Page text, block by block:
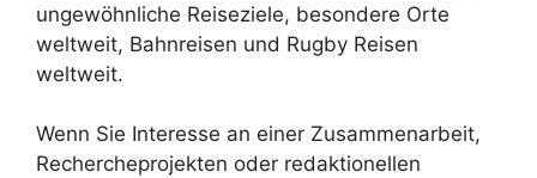
ungewöhnliche Reiseziele, besondere Orte
weltweit, Bahnreisen und Rugby Reisen
weltweit.
Wenn Sie Interesse an einer Zusammenarbeit,
Rechercheprojekten oder redaktionellen